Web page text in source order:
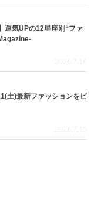
運気UPの12星座別“ファ
2026.7.16
土)最新ファッションをピ
2026.7.15